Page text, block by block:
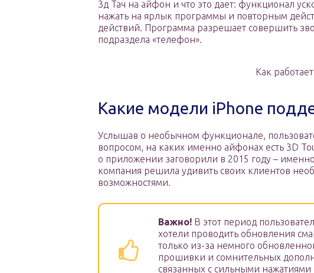
3д Тач на айфон и что это дает: функционал
нажать на ярлык программы и повторным
действий. Программа разрешает совершить
подраздела «телефон».
Как
Какие модели iPhone
Услышав о необычном функционале,
вопросом, на каких именно айфонах есть 3D
о приложении заговорили в 2015 году – именно
компания решила удивить своих клиентов
возможностями.
Важно! В этот период
хотели проводить обновления
только из-за немного
прошивки и сомнительных
связанных с сильными нажатиями